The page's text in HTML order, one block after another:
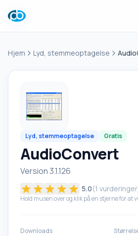
Hjem Lyd, stemmeoptagelse
Lyd, stemmeoptagelse Gratis
AudioConvert
Version 3.1.126
5.0(1
Hold musen over og klik på en stjerne for at
Downloads